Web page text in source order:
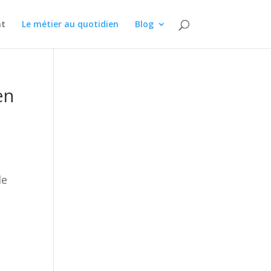
Le métier au quotidien Blog